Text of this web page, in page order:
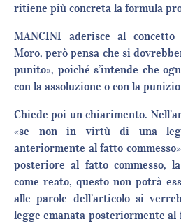
ritiene più concreta la formula
MANCINI aderisce al concetto
Moro, però pensa che si
punito», poiché s’intende che
con la assoluzione o con la
Chiede poi un chiarimento.
«se non in virtù di una
anteriormente al fatto
posteriore al fatto commesso,
come reato, questo non potrà
alle parole dell’articolo si
legge emanata posteriormente al